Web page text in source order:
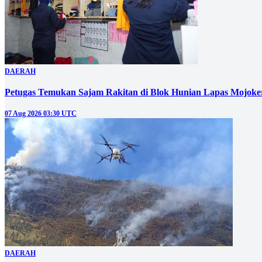
DAERAH
Petugas Temukan Sajam Rakitan di Blok Hunian Lapas
07 Aug 2026 03:30 UTC
DAERAH